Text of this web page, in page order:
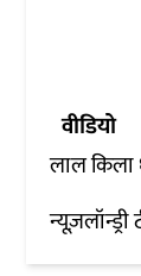
वीडियो
लाल किला
न्यूज़लॉन्ड्री